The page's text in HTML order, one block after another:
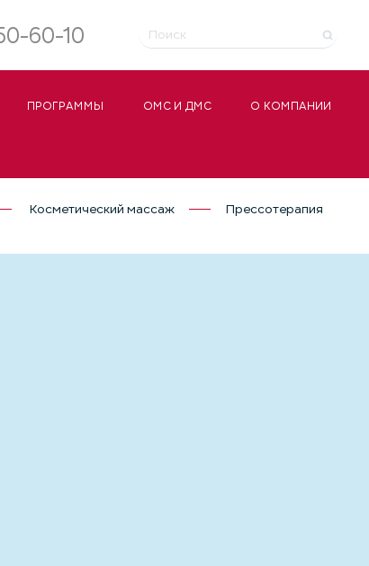
60-10
ПРОГРАММЫ ОМС И ДМС О КОМПАНИИ
Косметический массаж Прессотерапия